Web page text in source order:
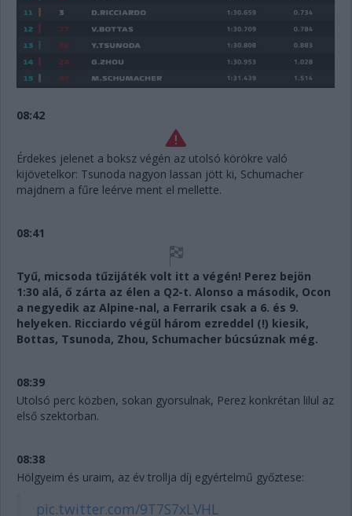
08:42
Érdekes jelenet a boksz végén az utolsó körökre való
kijövetelkor: Tsunoda nagyon lassan jött ki, Schumacher
majdnem a fűre leérve ment el mellette.
08:41
Tyű, micsoda tűzijáték volt itt a végén! Perez bejön
1:30 alá, ő zárta az élen a Q2-t. Alonso a második, Ocon
a negyedik az Alpine-nal, a Ferrarik csak a 6. és 9.
helyeken. Ricciardo végül három ezreddel (!) kiesik,
Bottas, Tsunoda, Zhou, Schumacher búcsúznak még.
08:39
Utolsó perc közben, sokan gyorsulnak, Perez konkrétan lilul az
első szektorban.
08:38
Hölgyeim és uraim, az év trollja díj egyértelmű győztese:
pic.twitter.com/9T7S7xLVHL